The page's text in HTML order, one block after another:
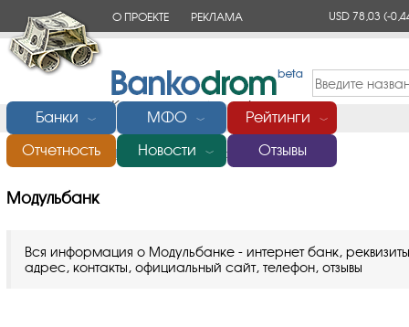
О ПРОЕКТЕ РЕКЛАМА USD 78,03(-
Банки ﹀ МФО ﹀ Рейтинги ﹀
Отчетность Новости ﹀ Отзывы
Главная/Банки России/Модульбанк
Модульбанк
Вся информация о Модульбанке - интернет банк,
адрес, контакты, официальный сайт, телефон, отзывы